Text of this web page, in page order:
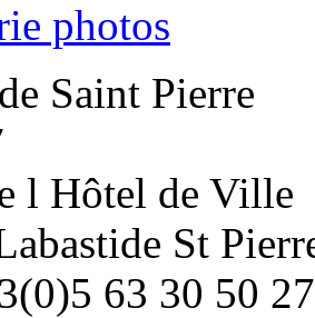
photos
Saint Pierre
l Hôtel de Ville
St
63 30 50 27